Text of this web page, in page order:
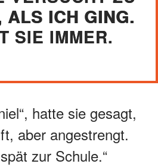
ALS ICH GING.
SIE IMMER.
hatte sie gesagt,
aber angestrengt.
zur Schule.“